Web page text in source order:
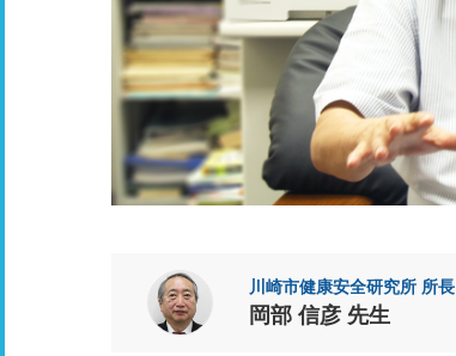
川崎市健康安全研究所 所長
岡部 信彦 先生